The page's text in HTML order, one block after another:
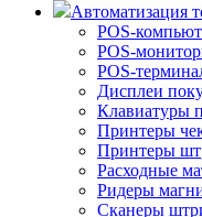
Автоматизация
POS-
POS-
POS-
Дисплеи
Клавиатуры
Принтеры
Принтеры
Расходные
Ридеры
Сканеры